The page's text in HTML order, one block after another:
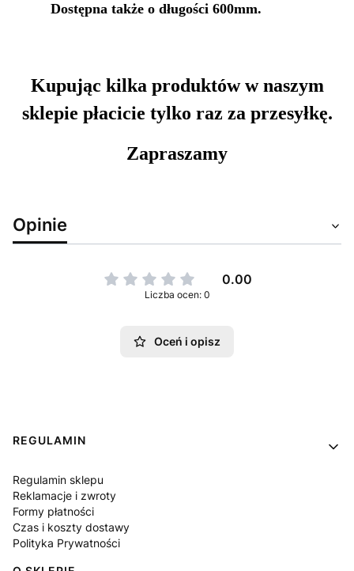
Dostępna także o długości 600mm.
Kupując kilka produktów w naszym
sklepie płacicie tylko raz za przesyłkę.
Zapraszamy
Opinie
0.00
Liczba ocen: 0
Oceń i opisz
Linki w stopce
REGULAMIN
Regulamin sklepu
Reklamacje i zwroty
Formy płatności
Czas i koszty dostawy
Polityka Prywatności